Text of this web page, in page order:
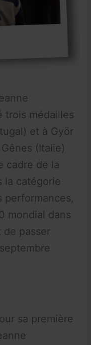
trois médailles
et à Györ
(Italie)
cadre de la
la catégorie
performances,
mondial dans
de passer
sa première